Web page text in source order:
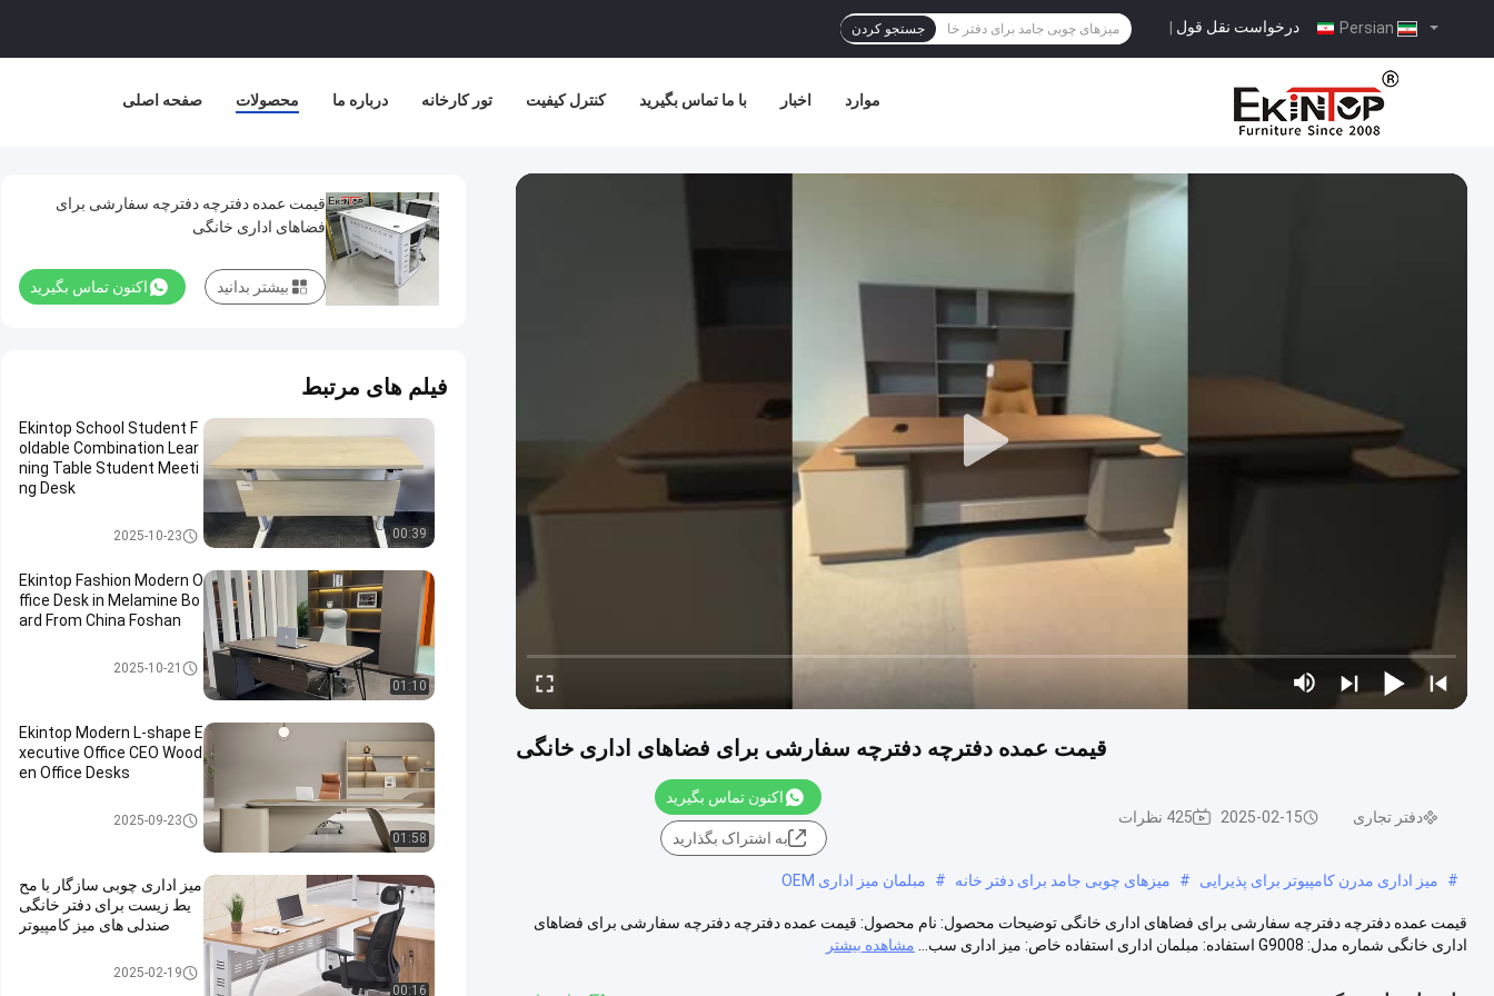
درخواست نقل قول جستجو کردن
صفحه اصلی محصولات درباره ما تور کارخانه کنترل کیفیت با ما تماس بگیرید اخبار موارد
قیمت عمده دفترچه دفترچه سفارشی برای فضاهای اداری خانگی
دفتر تجاری 2025-02-15 425 نظرات
اکنون تماس بگیرید
به اشتراک بگذارید
# میز اداری مدرن کامپیوتر برای پذیرایی # میزهای چوبی جامد برای دفتر خانه # مبلمان میز اداری OEM
قیمت عمده دفترچه دفترچه سفارشی برای فضاهای اداری خانگی توضیحات محصول: نام محصول: قیمت عمده دفترچه دفترچه سفارشی برای فضاهای
اداری خانگی شماره مدل: G9008 استفاده: مبلمان اداری استفاده خاص: میز اداری سب...
مشاهده بیشتر
قیمت عمده دفترچه دفترچه سفارشی برای
فضاهای اداری خانگی
اکنون تماس بگیرید بیشتر بدانید
فیلم های مرتبط
00:39
Ekintop School Student F
oldable Combination Lear
ning Table Student Meeti
ng Desk
2025-10-23
01:10
Ekintop Fashion Modern O
ffice Desk in Melamine Bo
ard From China Foshan
2025-10-21
01:58
Ekintop Modern L-shape E
xecutive Office CEO Wood
en Office Desks
2025-09-23
00:16
میز اداری چوبی سازگار با مح
یط زیست برای دفتر خانگی
صندلی های میز کامپیوتر
2025-02-19